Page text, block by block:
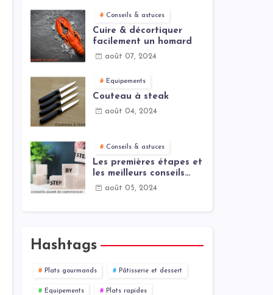
Conseils & astuces
Cuire & décortiquer
facilement un homard
août 07, 2024
Equipements
Couteau à steak
août 04, 2024
Conseils & astuces
Les premières étapes et
les meilleurs conseils
pour cuisiner
août 05, 2024
Hashtags
Plats gourmands Pâtisserie et dessert
Equipements Plats rapides